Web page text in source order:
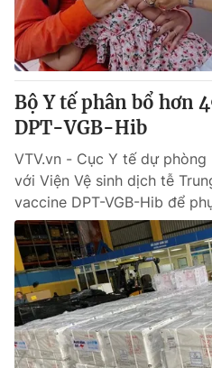
Bộ Y tế phân bổ hơn
DPT-VGB-Hib
VTV.vn - Cục Y tế dự
với Viện Vệ sinh dịch tễ
vaccine DPT-VGB-Hib để